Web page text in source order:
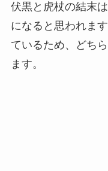
伏黒と虎杖の結末
になると思われま
ているため、どち
ます。